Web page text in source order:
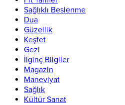
Sağlıklı Beslenme
Dua
Güzellik
Keşfet
Gezi
İlginç Bilgiler
Magazin
Maneviyat
Sağlık
Kültür Sanat